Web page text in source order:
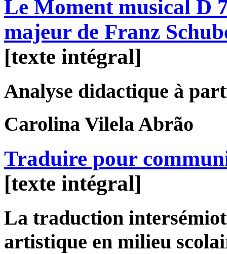
Le Moment musical D
majeur de Franz
[texte intégral]
Analyse didactique à
Carolina Vilela Abrão
Traduire pour
[texte intégral]
La traduction
artistique en milieu